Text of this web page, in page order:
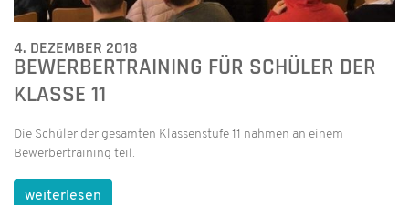
4. DEZEMBER 2018
BEWERBERTRAINING FÜR SCHÜLER DER
KLASSE 11
Die Schüler der gesamten Klassenstufe 11 nahmen an einem
Bewerbertraining teil.
weiterlesen